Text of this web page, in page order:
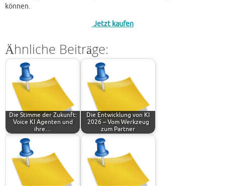
können.
Jetzt kaufen
Ähnliche Beiträge:
Die Stimme der Zukunft:
Voice KI Agenten und
ihre…
Die Entwicklung von KI
2026 – Vom Werkzeug
zum Partner